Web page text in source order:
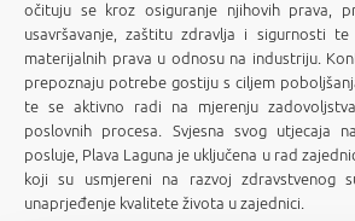
očituju se kroz osiguranje njihovih prava,
usavršavanje, zaštitu zdravlja i sigurnosti te
materijalnih prava u odnosu na industriju.
prepoznaju potrebe gostiju s ciljem
te se aktivno radi na mjerenju
poslovnih procesa. Svjesna svog utjecaja
posluje, Plava Laguna je uključena u rad
koji su usmjereni na razvoj zdravstvenog
unaprjeđenje kvalitete života u zajednici.